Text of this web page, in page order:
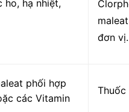
ho, hạ nhiệt,
đơn vị.
phối hợp
các Vitamin